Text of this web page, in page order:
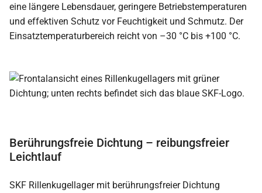
eine längere Lebensdauer, geringere Betriebstemperaturen
und effektiven Schutz vor Feuchtigkeit und Schmutz. Der
Einsatztemperaturbereich reicht von –30 °C bis +100 °C.
Berührungsfreie Dichtung – reibungsfreier
Leichtlauf
SKF Rillenkugellager mit berührungsfreier Dichtung